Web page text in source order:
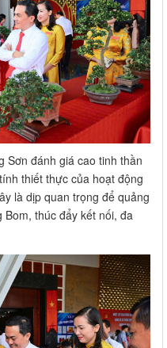
Sơn đánh giá cao tinh thần
thiết thực của hoạt động
là dịp quan trọng để quảng
thúc đẩy kết nối, đa